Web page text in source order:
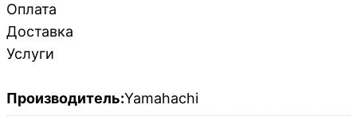
Оплата
Доставка
Услуги
Производитель:Yamahachi